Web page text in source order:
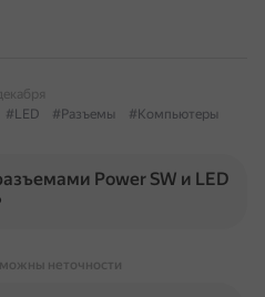
#LED #Разъемы
#Компьютеры
Power SW и LED
неточности